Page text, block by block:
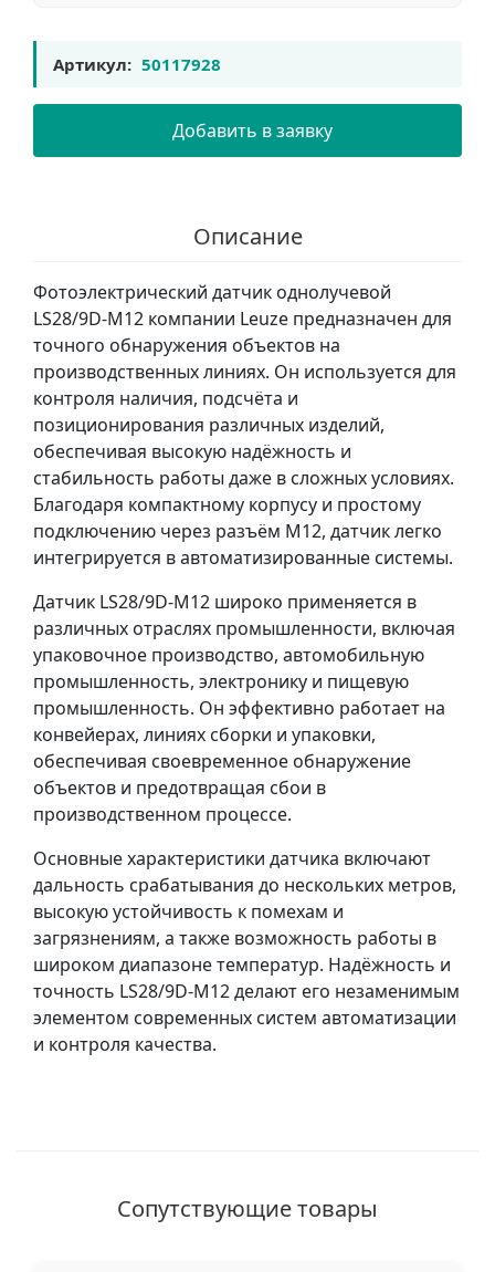
Артикул: 50117928
Добавить в заявку
Описание
Фотоэлектрический датчик однолучевой
LS28/9D-M12 компании Leuze предназначен для
точного обнаружения объектов на
производственных линиях. Он используется для
контроля наличия, подсчёта и
позиционирования различных изделий,
обеспечивая высокую надёжность и
стабильность работы даже в сложных условиях.
Благодаря компактному корпусу и простому
подключению через разъём M12, датчик легко
интегрируется в автоматизированные системы.
Датчик LS28/9D-M12 широко применяется в
различных отраслях промышленности, включая
упаковочное производство, автомобильную
промышленность, электронику и пищевую
промышленность. Он эффективно работает на
конвейерах, линиях сборки и упаковки,
обеспечивая своевременное обнаружение
объектов и предотвращая сбои в
производственном процессе.
Основные характеристики датчика включают
дальность срабатывания до нескольких метров,
высокую устойчивость к помехам и
загрязнениям, а также возможность работы в
широком диапазоне температур. Надёжность и
точность LS28/9D-M12 делают его незаменимым
элементом современных систем автоматизации
и контроля качества.
Сопутствующие товары